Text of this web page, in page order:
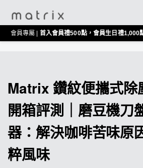
會員專屬 | 首入會員禮500點，會員生日禮1,000
Matrix 鑽紋便攜式除
開箱評測｜磨豆機刀
器：解決咖啡苦味原
粹風味